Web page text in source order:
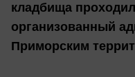
кладбища
организованный
Приморским